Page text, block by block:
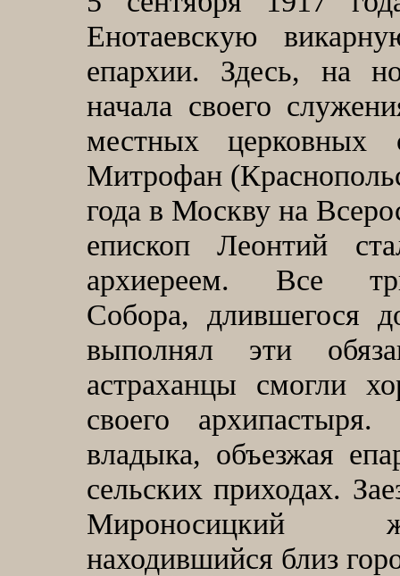
Енотаевскую
епархии.
Здесь, на
начала своего
местных церковных
Митрофан
года в Москву на
епископ Леонтий
архиереем. Все
Собора, длившегося
выполнял эти
астраханцы смогли
своего
владыка, объезжая
сельских приходах.
Мироносицкий
находившийся близ